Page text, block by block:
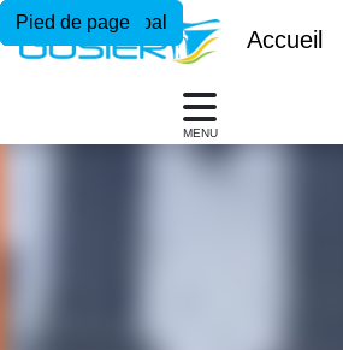
Menu principal
Contenu principal
Pied de page
Accueil
MENU